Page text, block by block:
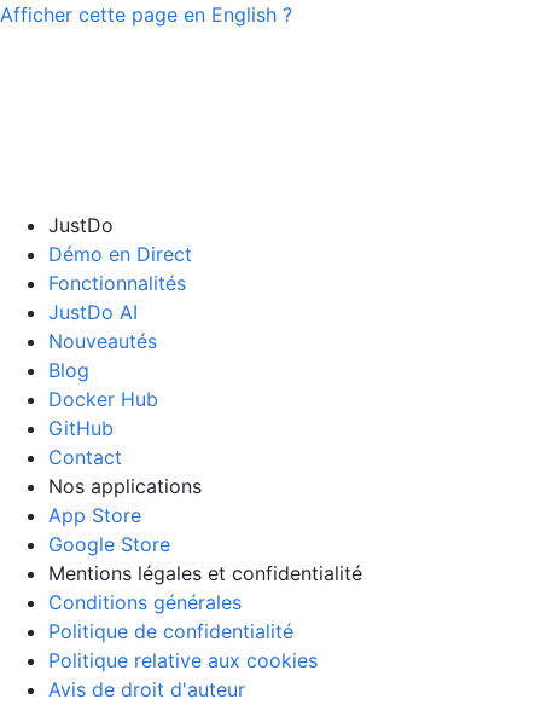
Afficher cette page en English ?
JustDo
Démo en Direct
Fonctionnalités
JustDo AI
Nouveautés
Blog
Docker Hub
GitHub
Contact
Nos applications
App Store
Google Store
Mentions légales et confidentialité
Conditions générales
Politique de confidentialité
Politique relative aux cookies
Avis de droit d'auteur